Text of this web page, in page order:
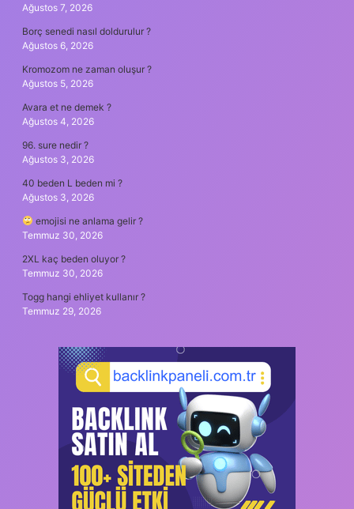
Ağustos 7, 2026
Borç senedi nasıl doldurulur ?
Ağustos 6, 2026
Kromozom ne zaman oluşur ?
Ağustos 5, 2026
Avara et ne demek ?
Ağustos 4, 2026
96. sure nedir ?
Ağustos 3, 2026
40 beden L beden mi ?
Ağustos 3, 2026
emojisi ne anlama gelir ?
Temmuz 30, 2026
2XL kaç beden oluyor ?
Temmuz 30, 2026
Togg hangi ehliyet kullanır ?
Temmuz 29, 2026